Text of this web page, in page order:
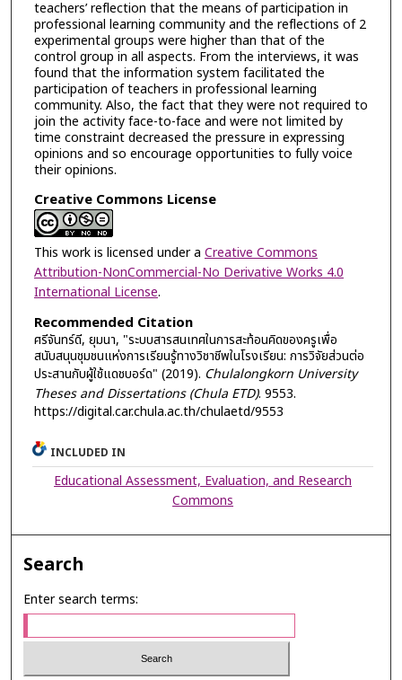
teachers’ reflection that the means of participation in
professional learning community and the reflections of 2
experimental groups were higher than that of the
control group in all aspects. From the interviews, it was
found that the information system facilitated the
participation of teachers in professional learning
community. Also, the fact that they were not required to
join the activity face-to-face and were not limited by
time constraint decreased the pressure in expressing
opinions and so encourage opportunities to fully voice
their opinions.
Creative Commons License
This work is licensed under a Creative Commons
Attribution-NonCommercial-No Derivative Works 4.0
International License.
Recommended Citation
ศรีจันทร์ดี, ยุมนา, "ระบบสารสนเทศในการสะท้อนคิดของครูเพื่อ
สนับสนุนชุมชนแห่งการเรียนรู้ทางวิชาชีพในโรงเรียน: การวิจัยส่วนต่อ
ประสานกับผู้ใช้แดชบอร์ด" (2019). Chulalongkorn University
Theses and Dissertations (Chula ETD). 9553.
https://digital.car.chula.ac.th/chulaetd/9553
INCLUDED IN
Educational Assessment, Evaluation, and Research
Commons
Search
Enter search terms: